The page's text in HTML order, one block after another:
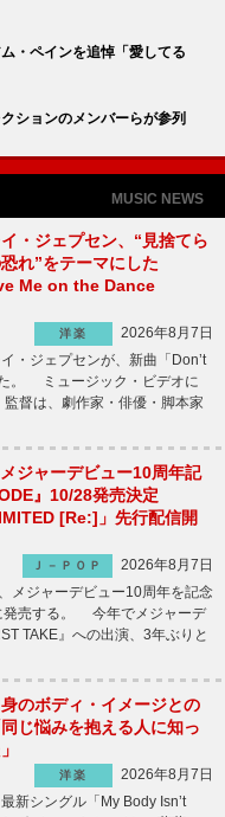
・ペインを追悼「愛してる
ションのメンバーらが参列
MUSIC NEWS
・ジェプセン、“見捨てら
れ”をテーマにした
Me on the Dance
洋楽
2026年8月7日
・ジェプセンが、新曲「Don’t
。 ミュージック・ビデオに
督は、劇作家・俳優・脚本家
ジャーデビュー10周年記
』10/28発売決定
[Re:]」先行配信開
Ｊ－ＰＯＰ
2026年8月7日
メジャーデビュー10周年を記念
発売する。 今年でメジャーデ
TAKE』への出演、3年ぶりと
のボディ・イメージとの
じ悩みを抱える人に知っ
洋楽
2026年8月7日
新シングル「My Body Isn’t